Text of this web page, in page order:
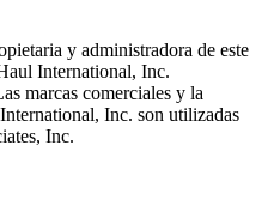
y administradora de este
International, Inc.
marcas comerciales y la
International, Inc. son utilizadas
Inc.